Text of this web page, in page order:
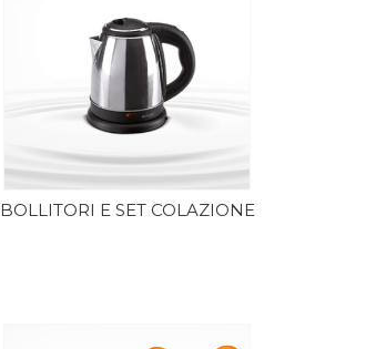
BOLLITORI E SET COLAZIONE